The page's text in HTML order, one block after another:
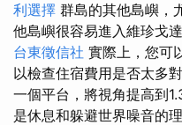
利選擇 群島的其他島嶼，
他島嶼很容易進入維珍戈
台東徵信社 實際上，您可
以檢查住宿費用是否太多
一個平台，將視角提高到
是休息和躲避世界噪音的